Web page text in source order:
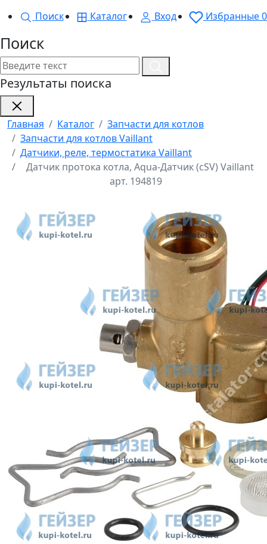
Поиск
Каталог Вход Избранные0
Поиск
Результаты поиска
Главная Каталог
Запчасти для котлов
Запчасти для котлов Vaillant
Датчики, реле, термостатика Vaillant
Датчик протока котла, Aqua-Датчик (cSV) Vaillant
арт. 194819